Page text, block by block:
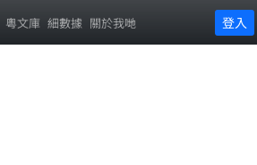
粵文庫 細數據 關於我哋 登入